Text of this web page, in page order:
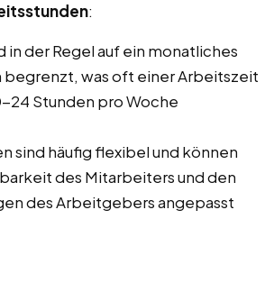
:
in der Regel auf ein monatliches
begrenzt, was oft einer Arbeitszeit
24 Stunden pro Woche
sind häufig flexibel und können
des Mitarbeiters und den
des Arbeitgebers angepasst